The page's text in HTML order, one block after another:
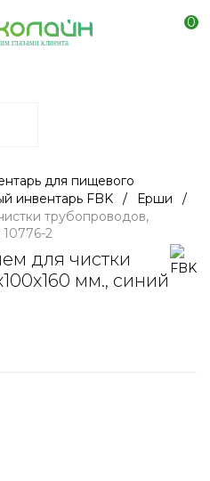
глазами клиента
0
для пищевого
инвентарь FBK / Ерши
/
трубопроводов,
10776-2
для чистки
мм., синий